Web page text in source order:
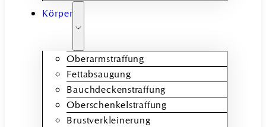
Körper
Oberarmstraffung
Fettabsaugung
Bauchdeckenstraffung
Oberschenkelstraffung
Brustverkleinerung